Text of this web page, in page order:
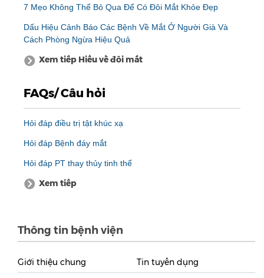
7 Mẹo Không Thể Bỏ Qua Để Có Đôi Mắt Khỏe Đẹp
Dấu Hiệu Cảnh Báo Các Bệnh Về Mắt Ở Người Già Và
Cách Phòng Ngừa Hiệu Quả
Xem tiếp Hiểu về đôi mắt
FAQs/ Câu hỏi
Hỏi đáp điều trị tật khúc xạ
Hỏi đáp Bệnh đáy mắt
Hỏi đáp PT thay thủy tinh thể
Xem tiếp
Thông tin bệnh viện
Giới thiệu chung Tin tuyển dụng